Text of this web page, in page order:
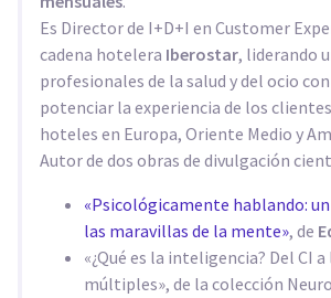
Es Director de I+D+I en Customer
cadena hotelera Iberostar, liderando
profesionales de la salud y del ocio
potenciar la experiencia de los
hoteles en Europa, Oriente Medio y
Autor de dos obras de divulgación
«Psicológicamente hablando:
las maravillas de la mente», de
«¿Qué es la inteligencia? Del CI
múltiples», de la colección